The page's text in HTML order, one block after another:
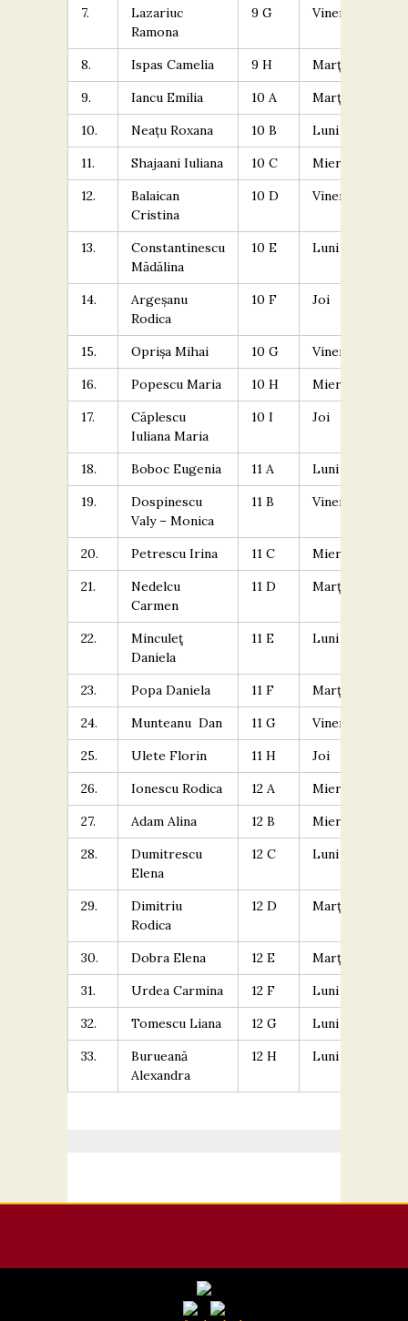
7.
Lazariuc
Ramona
9 G Vineri
8. Ispas Camelia 9 H Marţi
9.
Iancu Emilia 10 A Marţi
10.
Neațu Roxana 10 B Luni
11.
Shajaani Iuliana 10 C Miercuri
12.
Balaican
Cristina
10 D Vineri
13.
Constantinescu
Mădălina
10 E Luni
14.
Argeșanu
Rodica
10 F Joi
15. Oprișa Mihai 10 G Vineri
16.
Popescu Maria 10 H Miercuri
17.
Căplescu
Iuliana Maria
10 I Joi
18. Boboc Eugenia 11 A Luni
19.
Dospinescu
Valy – Monica
11 B Vineri
20. Petrescu Irina 11 C Miercuri
21.
Nedelcu
Carmen
11 D Marţi
22.
Minculeţ
Daniela
11 E Luni
23. Popa Daniela 11 F Marţi
24.
Munteanu Dan 11 G Vineri
25.
Ulete Florin 11 H Joi
26.
Ionescu Rodica 12 A Miercuri
27.
Adam Alina 12 B Miercuri
28.
Dumitrescu
Elena
12 C Luni
29.
Dimitriu
Rodica
12 D Marţi
30. Dobra Elena 12 E Marţi
31.
Urdea Carmina 12 F Luni
32.
Tomescu Liana 12 G Luni
33.
Burueană
Alexandra
12 H Luni